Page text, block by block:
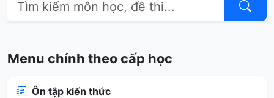
Menu chính theo cấp học
Ôn tập kiến thức